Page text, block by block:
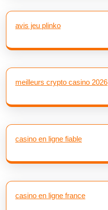
avis jeu plinko
meilleurs crypto casino 2026
casino en ligne fiable
casino en ligne france